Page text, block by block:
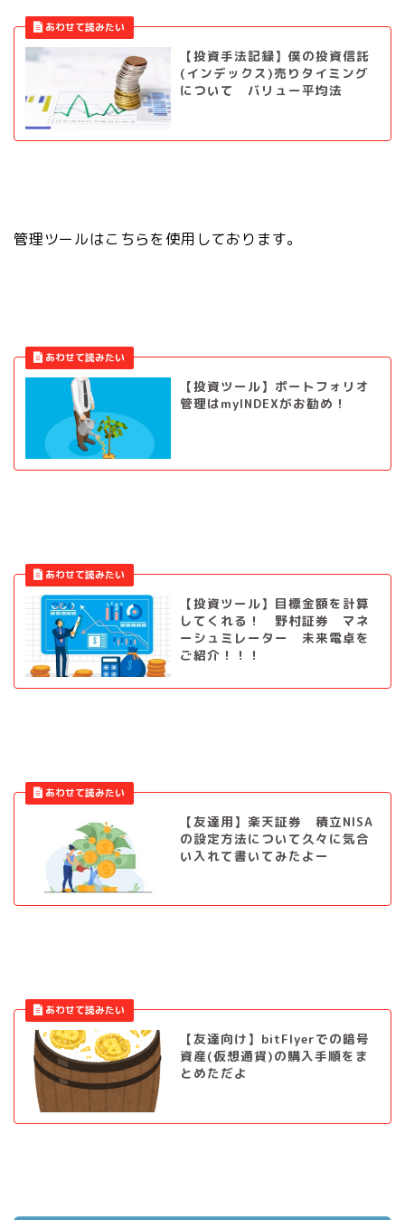
【投資手法記録】僕の投資信託
(インデックス)売りタイミング
について バリュー平均法
管理ツールはこちらを使用しております。
【投資ツール】ポートフォリオ
管理はmyINDEXがお勧め！
【投資ツール】目標金額を計算
してくれる！ 野村証券 マネ
ーシュミレーター 未来電卓を
ご紹介！！！
【友達用】楽天証券 積立NISA
の設定方法について久々に気合
い入れて書いてみたよー
【友達向け】bitFlyerでの暗号
資産(仮想通貨)の購入手順をま
とめただよ